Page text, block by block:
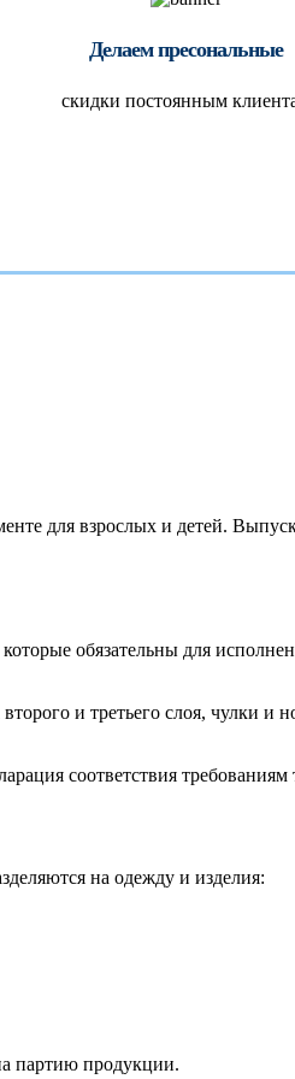
Делаем пресональные
скидки постоянным
для взрослых и детей.
обязательны для
и третьего слоя, чулки и
соответствия требованиям
на одежду и изделия:
партию продукции.